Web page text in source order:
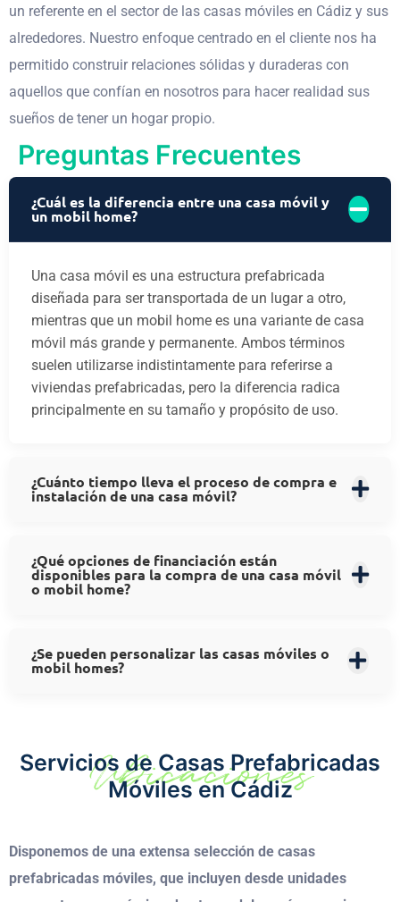
un referente en el sector de las casas móviles en Cádiz y sus
alrededores. Nuestro enfoque centrado en el cliente nos ha
permitido construir relaciones sólidas y duraderas con
aquellos que confían en nosotros para hacer realidad sus
sueños de tener un hogar propio.
Preguntas Frecuentes
¿Cuál es la diferencia entre una casa móvil y
un mobil home?
Una casa móvil es una estructura prefabricada
diseñada para ser transportada de un lugar a otro,
mientras que un mobil home es una variante de casa
móvil más grande y permanente. Ambos términos
suelen utilizarse indistintamente para referirse a
viviendas prefabricadas, pero la diferencia radica
principalmente en su tamaño y propósito de uso.
¿Cuánto tiempo lleva el proceso de compra e
instalación de una casa móvil?
¿Qué opciones de financiación están
disponibles para la compra de una casa móvil
o mobil home?
¿Se pueden personalizar las casas móviles o
mobil homes?
Ubicaciones
Servicios de Casas Prefabricadas
Móviles en Cádiz
Disponemos de una extensa selección de casas
prefabricadas móviles, que incluyen desde unidades